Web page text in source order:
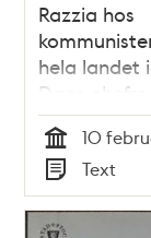
Razzia hos
hela landet
Dags
polisförvar.
mängd
300
aktion i
Tid
10
Typ
Text